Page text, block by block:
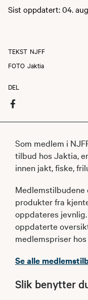
Sist oppdatert: 04.
TEKST NJFF
FOTO Jaktia
DEL
Som medlem i
tilbud hos Jaktia,
innen jakt, fiske,
produkter fra
oppdateres
oppdaterte
medlemspriser
Se alle
Slik benytter